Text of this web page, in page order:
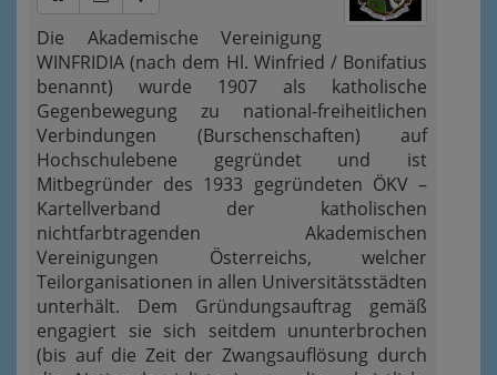
Die Akademische Vereinigung
WINFRIDIA (nach dem Hl. Winfried / Bonifatius
benannt) wurde 1907 als katholische
Gegenbewegung zu national-freiheitlichen
Verbindungen (Burschenschaften) auf
Hochschulebene gegründet und ist
Mitbegründer des 1933 gegründeten ÖKV –
Kartellverband der katholischen
nichtfarbtragenden Akademischen
Vereinigungen Österreichs, welcher
Teilorganisationen in allen Universitätsstädten
unterhält. Dem Gründungsauftrag gemäß
engagiert sie sich seitdem ununterbrochen
(bis auf die Zeit der Zwangsauflösung durch